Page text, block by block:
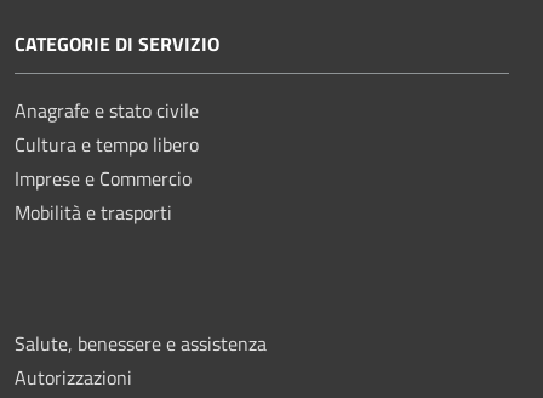
CATEGORIE DI SERVIZIO
Anagrafe e stato civile
Cultura e tempo libero
Imprese e Commercio
Mobilità e trasporti
Salute, benessere e assistenza
Autorizzazioni